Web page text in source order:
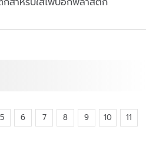
5 6 7 8 9 10 11